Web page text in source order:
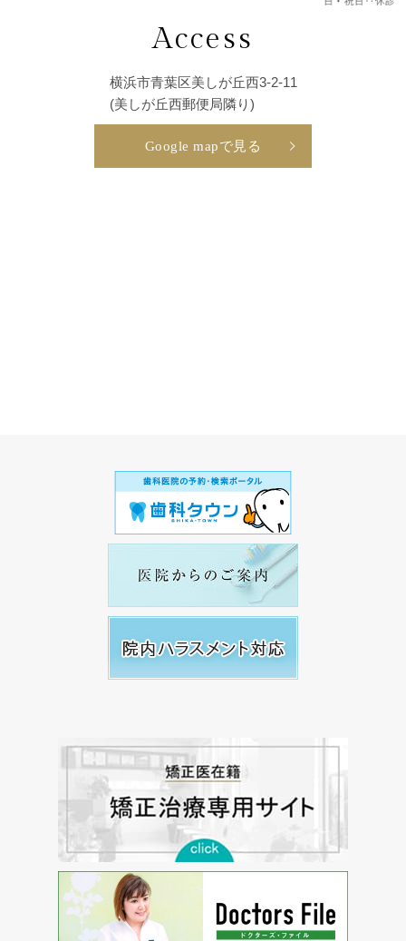
Access
横浜市青葉区美しが丘西3-2-11
(美しが丘西郵便局隣り)
Google mapで見る